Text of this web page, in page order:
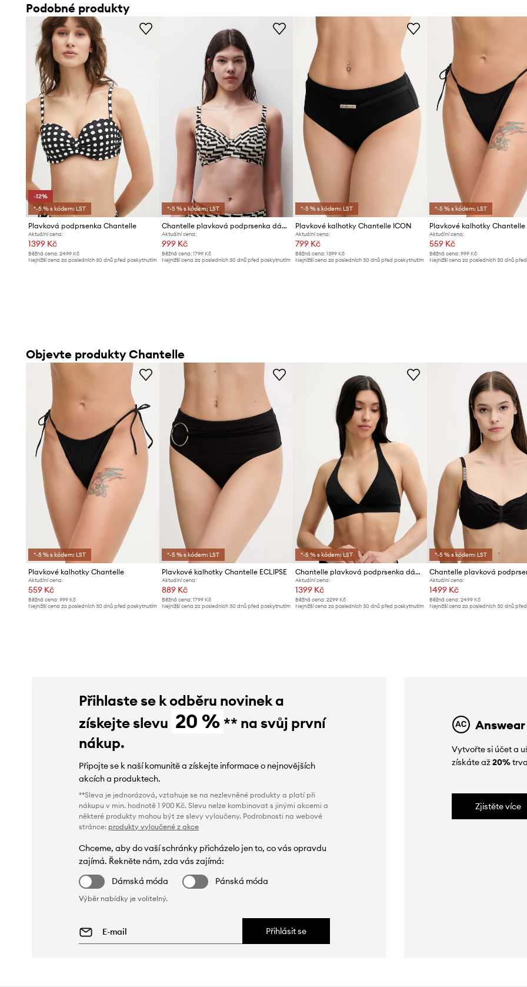
ID produktu
Podobné produkty
-12%
*-5 % s kódem: LST
Plavková podprsenka Chantelle
Aktuální cena:
1399 Kč
Běžná cena: 2499 Kč
Nejnižší cena za posledních 30 dnů před poskytnutím
*-5 % s kódem: LST
Chantelle plavková podprsenka dámská Femilet
Aktuální cena:
999 Kč
Běžná cena:1799 Kč
Nejnižší cena za posledních 30 dnů před poskytnutím
*-5 % s kódem: LST
Plavkové kalhotky Chantelle ICON
Aktuální cena:
799 Kč
Běžná cena: 1399 Kč
Nejnižší cena za posledních 30 dnů před poskytnutím
*-5 % s kódem: LST
Plavkové kalhotky Chantelle
Aktuální cena:
559 Kč
Běžná cena: 999 Kč
Nejnižší cena za posledních 30 dnů
Objevte produkty Chantelle
*-5 % s kódem: LST
Plavkové kalhotky Chantelle
Aktuální cena:
559 Kč
Běžná cena: 999 Kč
Nejnižší cena za posledních 30 dnů před poskytnutím
*-5 % s kódem: LST
Plavkové kalhotky Chantelle ECLIPSE
Aktuální cena:
889 Kč
Běžná cena:1799 Kč
Nejnižší cena za posledních 30 dnů před poskytnutím
*-5 % s kódem: LST
Chantelle plavková podprsenka dámská ICON
Aktuální cena:
1399 Kč
Běžná cena: 2299 Kč
Nejnižší cena za posledních 30 dnů před poskytnutím
*-5 % s kódem: LST
Aktuální cena:
1499 Kč
Běžná cena: 2499 Kč
Nejnižší cena za posledních 30 dnů
Přihlaste se k odběru novinek a
získejte slevu 20 % ** na svůj první
nákup.
Připojte se k naší komunitě a získejte informace o nejnovějších
akcích a produktech.
**Sleva je jednorázová, vztahuje se na nezlevněné produkty a platí při
nákupu v min. hodnotě 1 900 Kč. Slevu nelze kombinovat s jinými akcemi a
některé produkty mohou být ze slevy vyloučeny. Podrobnosti na webové
stránce: produkty vyloučené z akce
Chceme, aby do vaší schránky přicházelo jen to, co vás opravdu
zajímá. Řekněte nám, zda vás zajímá:
Dámská móda
Pánská móda
Výběr nabídky je volitelný.
Přihlásit se
Vytvořte si účet a
získáte až20%
Zjistěte více